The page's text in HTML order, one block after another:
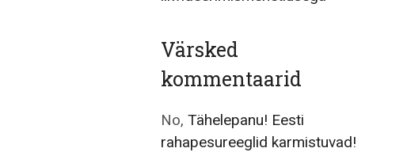
Värsked
kommentaarid
No, Tähelepanu! Eesti
rahapesureeglid karmistuvad!